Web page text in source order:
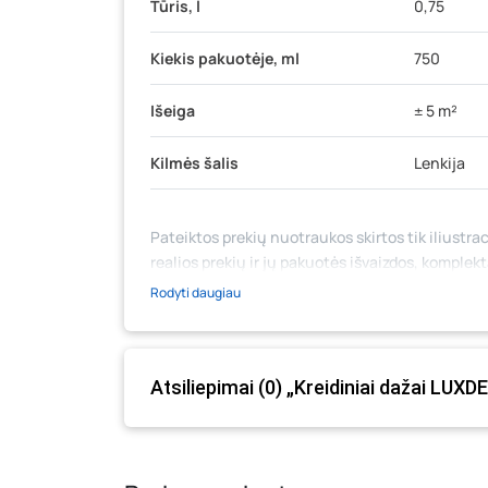
Tūris, l 0,75
Kiekis pakuotėje, ml 750
Išeiga ± 5 m²
Kilmės šalis Lenkija
Pateiktos prekių nuotraukos skirtos tik
realios prekių ir jų pakuotės išvaizdos,
medžiaga su aprašymu) yra bendrinio
prašome vadovautis ta kaina, kuri galioja
Rodyti daugiau
Atsiliepimai (0) „Kreidiniai dažai